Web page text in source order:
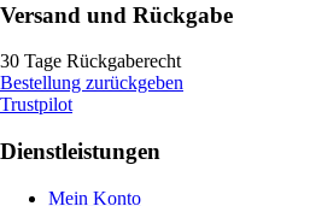
Versand und Rückgabe
30 Tage Rückgaberecht
Bestellung zurückgeben
Trustpilot
Dienstleistungen
Mein Konto